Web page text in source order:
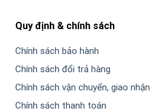
Quy định & chính sách
Chính sách bảo hành
Chính sách đổi trả hàng
Chính sách vận chuyển, giao nhận
Chính sách thanh toán